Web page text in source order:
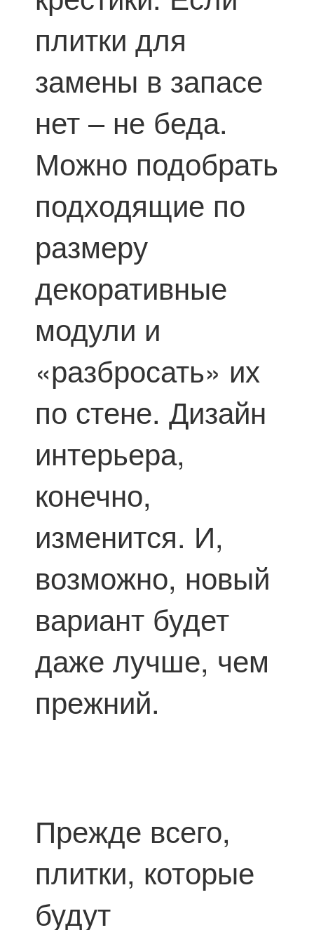
плитки для
замены в запасе
нет – не беда.
Можно подобрать
подходящие по
размеру
декоративные
модули и
«разбросать» их
по стене. Дизайн
интерьера,
конечно,
изменится. И,
возможно, новый
вариант будет
даже лучше, чем
прежний.
Прежде всего,
плитки, которые
будут